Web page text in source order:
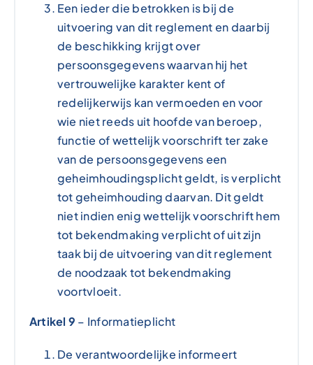
Een ieder die betrokken is bij de
uitvoering van dit reglement en daarbij
de beschikking krijgt over
persoonsgegevens waarvan hij het
vertrouwelijke karakter kent of
redelijkerwijs kan vermoeden en voor
wie niet reeds uit hoofde van beroep,
functie of wettelijk voorschrift ter zake
van de persoonsgegevens een
geheimhoudingsplicht geldt, is verplicht
tot geheimhouding daarvan. Dit geldt
niet indien enig wettelijk voorschrift hem
tot bekendmaking verplicht of uit zijn
taak bij de uitvoering van dit reglement
de noodzaak tot bekendmaking
voortvloeit.
Artikel 9 – Informatieplicht
De verantwoordelijke informeert